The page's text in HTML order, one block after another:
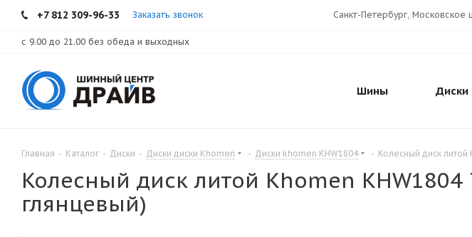
+7 812 309-96-33 Заказать звонок Санкт-Петербург, Московское
с 9.00 до 21.00 без обеда и выходных
Шины Диски
Главная - Каталог - Диски - Диски диски Khomen - Диски khomen KHW1804 - Колесный диск литой
Колесный диск литой Khomen
глянцевый)